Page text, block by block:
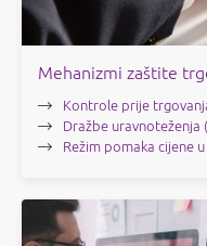
Mehanizmi zaštite
Kontrole prije
Dražbe uravnoteženja
Režim pomaka cijene